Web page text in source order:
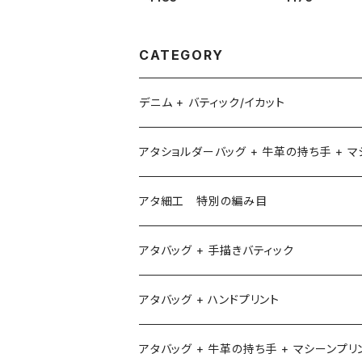
CATEGORY
デニム + バティック/イカット
アタショルダーバッグ + 牛革の持ち手 + マ
アタ細工 特別の編み目
アタバッグ + 手描きバティック
アタバッグ + ハンドプリント
アタバッグ + 牛革の持ち手 + マシーンプリ